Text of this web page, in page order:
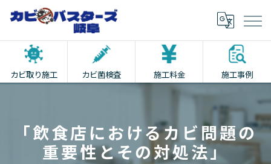
カビ取り施工 カビ菌検査 施工料金 施工事例
「飲食店におけるカビ問題の
重要性とその対処法」